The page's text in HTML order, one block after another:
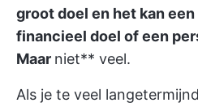
groot doel en het kan
financieel doel of een
Maar niet** veel.
Als je te veel